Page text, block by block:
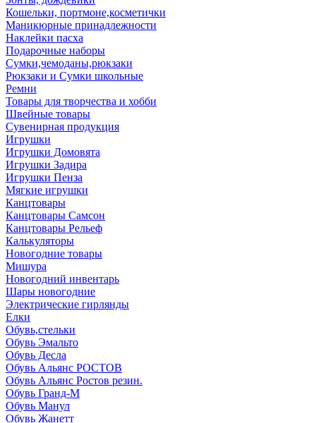
Кошельки, портмоне,косметички
Маникюрные принадлежности
Наклейки пасха
Подарочные наборы
Сумки,чемоданы,рюкзаки
Рюкзаки и Сумки школьные
Ремни
Товары для творчества и хобби
Швейные товары
Сувенирная продукция
Игрушки
Игрушки Домовята
Игрушки Задира
Игрушки Пенза
Мягкие игрушки
Канцтовары
Канцтовары Самсон
Канцтовары Рельеф
Калькуляторы
Новогодние товары
Мишура
Новогодний инвентарь
Шары новогодние
Электрические гирлянды
Елки
Обувь,стельки
Обувь Эмальто
Обувь Десла
Обувь Альянс РОСТОВ
Обувь Альянс Ростов резин.
Обувь Гранд-М
Обувь Манул
Обувь Жанетт